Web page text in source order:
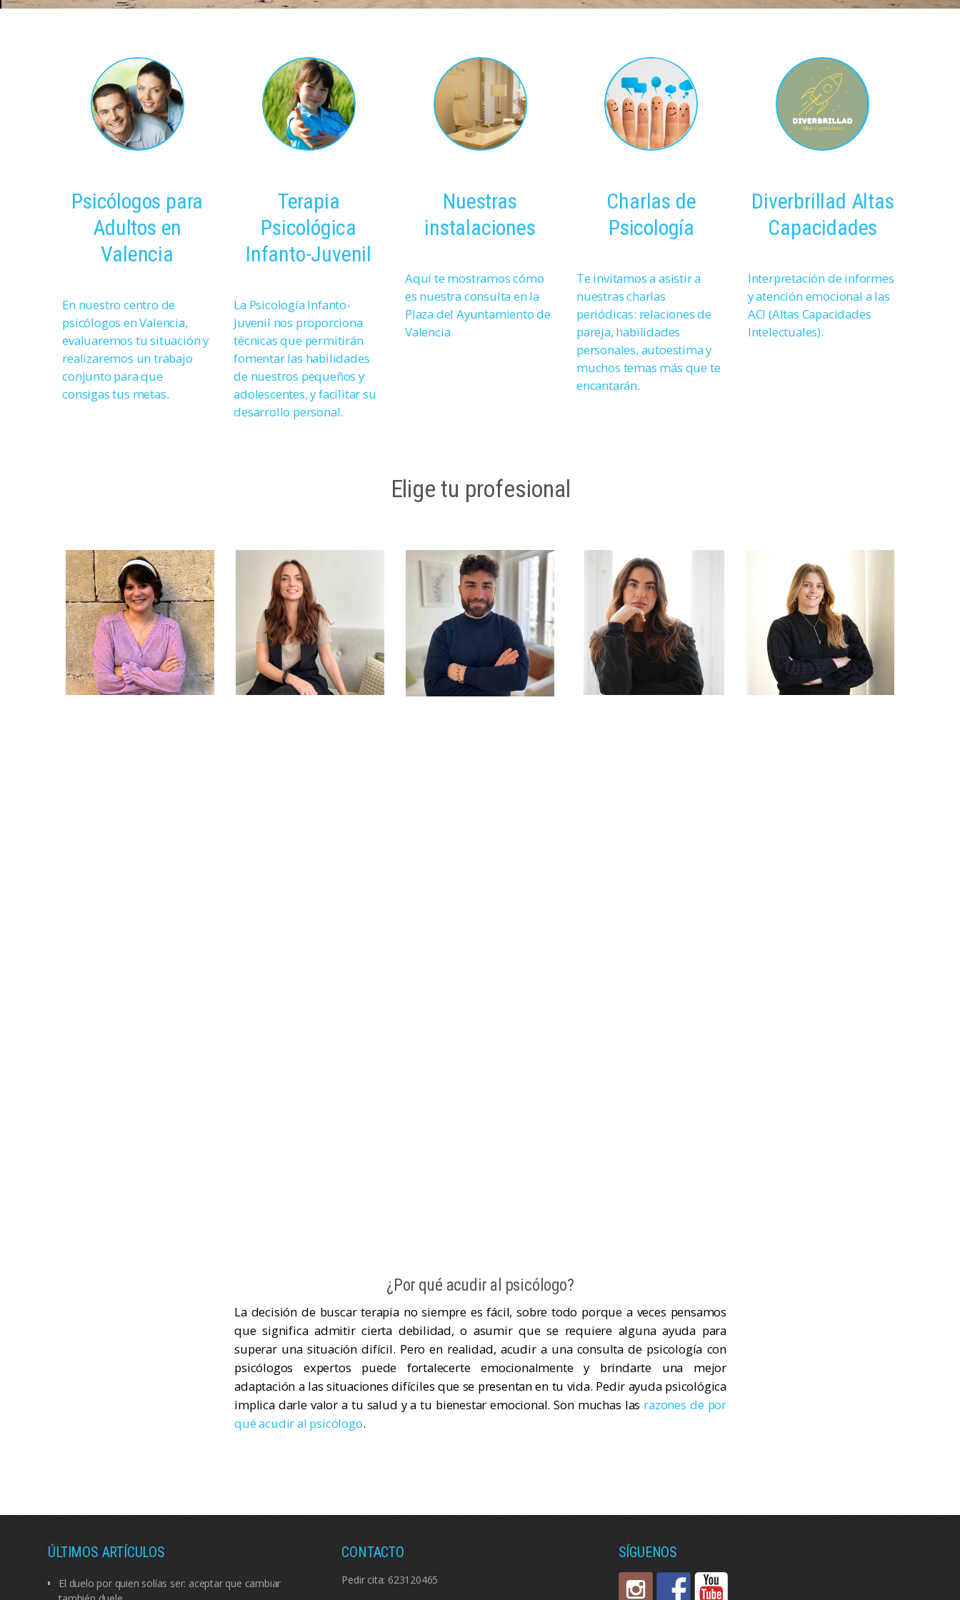
Psicólogos para
Adultos en
Valencia
En nuestro centro de
psicólogos en Valencia,
evaluaremos tu situación y
realizaremos un trabajo
conjunto para que
consigas tus metas.
Terapia
Psicológica
Infanto-Juvenil
La Psicología Infanto-
Juvenil nos proporciona
técnicas que permitirán
fomentar las habilidades
de nuestros pequeños y
adolescentes, y facilitar su
desarrollo personal.
Nuestras
instalaciones
Aquí te mostramos cómo
es nuestra consulta en la
Plaza del Ayuntamiento de
Valencia
Charlas de
Psicología
Te invitamos a asistir a
nuestras charlas
periódicas: relaciones de
pareja, habilidades
personales, autoestima y
muchos temas más que te
encantarán.
Diverbrillad Altas
Capacidades
Interpretación de informes
y atención emocional a las
ACI (Altas Capacidades
Intelectuales).
Elige tu profesional
¿Por qué acudir al psicólogo?
La decisión de buscar terapia no siempre es fácil, sobre todo porque a veces pensamos
que significa admitir cierta debilidad, o asumir que se requiere alguna ayuda para
superar una situación difícil. Pero en realidad, acudir a una consulta de psicología con
psicólogos expertos puede fortalecerte emocionalmente y brindarte una mejor
adaptación a las situaciones difíciles que se presentan en tu vida. Pedir ayuda psicológica
implica darle valor a tu salud y a tu bienestar emocional. Son muchas las razones de por
qué acudir al psicólogo.
ÚLTIMOS ARTÍCULOS
El duelo por quien solías ser: aceptar que cambiar
CONTACTO
Pedir cita: 623120465
SÍGUENOS